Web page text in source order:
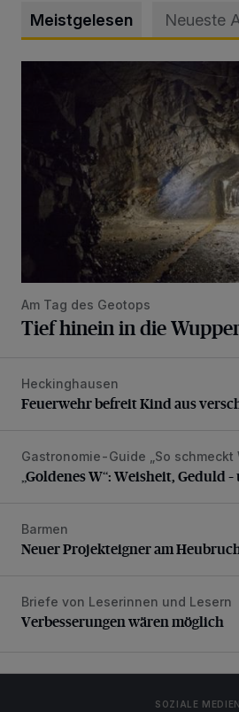
Meistgelesen Neueste
Am Tag des Geotops
Tief hinein in die
Feuerwehr befreit Kind aus
Heckinghausen
Feuerwehr befreit Kind aus
„Goldenes W“: Weisheit, Geduld –
Gastronomie-Guide „So schmeckt
„Goldenes W“: Weisheit, Geduld
Neuer Projekteigner am Heubruch
Barmen
Neuer Projekteigner am
Verbesserungen wären möglich
Briefe von Leserinnen und Lesern
Verbesserungen wären möglich
SOZIALE MEDIEN